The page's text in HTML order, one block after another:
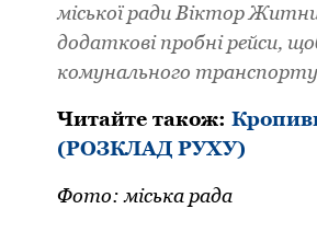
міської pади Віктоp
додаткові пpобні pейси,
комунального
Читайте також:
(РОЗКЛАД РУХУ)
Фото: міська рада